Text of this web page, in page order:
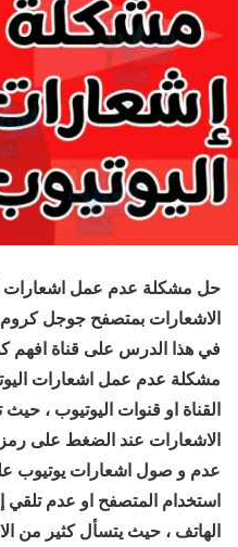
الاشعارات بمتصفح جوجل كروم
في هذا الدرس على قناة
مشكلة عدم عمل اشعارات
القناة او قنوات اليوتيوب ،
الاشعارات عند الضغط على
عدم و صول اشعارات يوتيوب
استخدام المتصفح او عدم
الهاتف ، حيث يتسأل كثير من